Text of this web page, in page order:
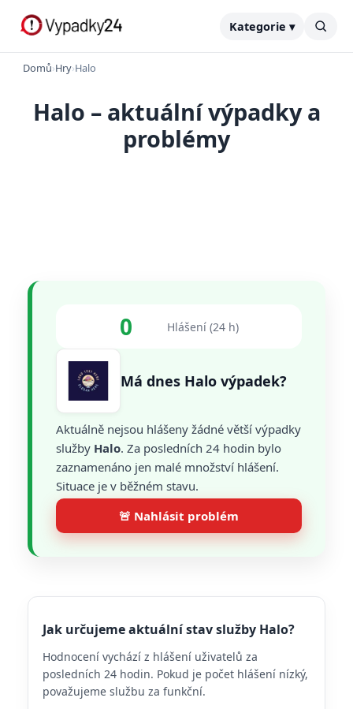
Kategorie ▾
Domů›Hry›Halo
Halo – aktuální výpadky a
problémy
0 Hlášení (24 h)
Má dnes Halo výpadek?
Aktuálně nejsou hlášeny žádné větší výpadky
služby Halo. Za posledních 24 hodin bylo
zaznamenáno jen malé množství hlášení.
Situace je v běžném stavu.
🚨 Nahlásit problém
Jak určujeme aktuální stav služby Halo?
Hodnocení vychází z hlášení uživatelů za
posledních 24 hodin. Pokud je počet hlášení nízký,
považujeme službu za funkční.